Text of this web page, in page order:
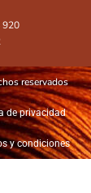
920
reservados
de privacidad
y condiciones